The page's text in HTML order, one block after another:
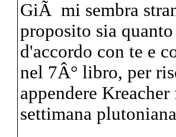
GiÃ mi sembra
proposito sia
d'accordo con te e
nel 7Â° libro, per
appendere
settimana